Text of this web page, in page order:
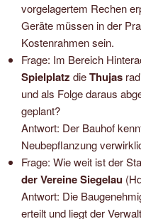
vorgelagertem Rechen
Geräte müssen in der
Kostenrahmen sein.
Frage: Im Bereich
Spielplatz dieThujas
und als Folge daraus
geplant?
Antwort: Der Bauhof
Neubepflanzung
Frage: Wie weit ist der
der Vereine Siegelau
Antwort: Die
erteilt und liegt der